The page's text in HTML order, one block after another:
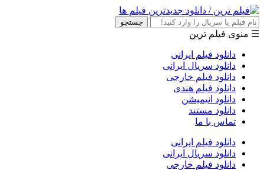
جستجو
☰ منوی فیلم ترین
دانلود فیلم ایرانی
دانلود سریال ایرانی
دانلود فیلم خارجی
دانلود فیلم هندی
دانلود انیمیشن
دانلود مستند
تماس با ما
دانلود فیلم ایرانی
دانلود سریال ایرانی
دانلود فیلم خارجی